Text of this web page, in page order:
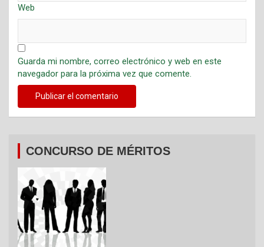
Web
Guarda mi nombre, correo electrónico y web en este
navegador para la próxima vez que comente.
CONCURSO DE MÉRITOS